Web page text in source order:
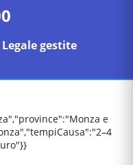
gestite
e